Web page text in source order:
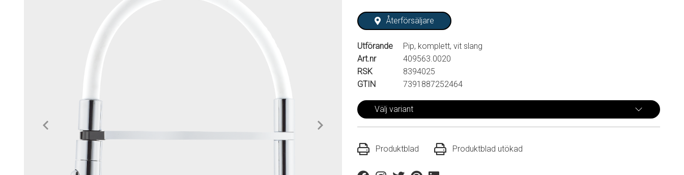
Återförsäljare
Utförande
Pip, komplett, vit slang
Art.nr
409563.0020
RSK
8394025
GTIN
7391887252464
Välj variant
Produktblad Produktblad utökad